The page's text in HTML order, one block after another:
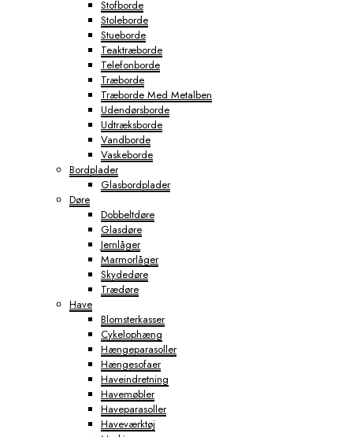
Stofborde
Stoleborde
Stueborde
Teaktræborde
Telefonborde
Træborde
Træborde Med Metalben
Udendørsborde
Udtræksborde
Vandborde
Vaskeborde
Bordplader
Glasbordplader
Døre
Dobbeltdøre
Glasdøre
Jernlåger
Marmorlåger
Skydedøre
Trædøre
Have
Blomsterkasser
Cykelophæng
Hængeparasoller
Hængesofaer
Haveindretning
Havemøbler
Haveparasoller
Haveværktøj